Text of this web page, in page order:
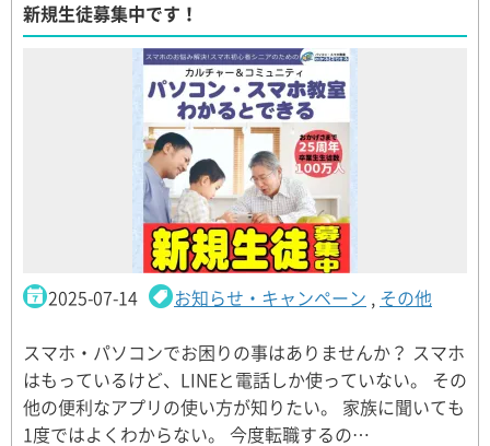
新規生徒募集中です！
2025-07-14 お知らせ・キャンペーン , その他
スマホ・パソコンでお困りの事はありませんか？ スマホ
はもっているけど、LINEと電話しか使っていない。 その
他の便利なアプリの使い方が知りたい。 家族に聞いても
1度ではよくわからない。 今度転職するの…